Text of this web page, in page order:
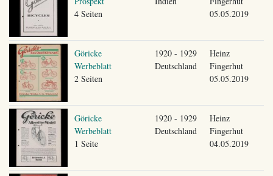
4 Seiten
05.05.2019
Göricke
Werbeblatt
2 Seiten
1920 - 1929
Deutschland
Heinz
Fingerhut
05.05.2019
Göricke
Werbeblatt
1 Seite
1920 - 1929
Deutschland
Heinz
Fingerhut
04.05.2019